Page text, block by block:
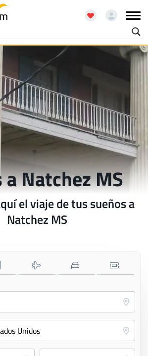
Natchez MS
el viaje de tus sueños a
Natchez MS